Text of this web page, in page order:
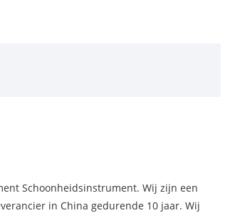
Schoonheidsinstrument. Wij zijn een
in China gedurende 10 jaar. Wij